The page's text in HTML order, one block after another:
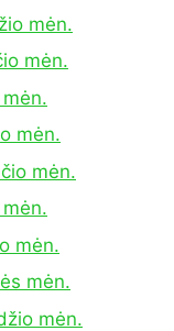
mėn.
mėn.
mėn.
mėn.
mėn.
mėn.
mėn.